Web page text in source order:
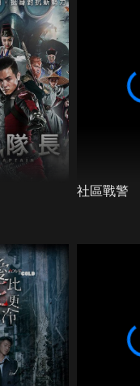
並要其出庭指
法定罪，但他
李財法一怒之
人終於正面對
社區戰警